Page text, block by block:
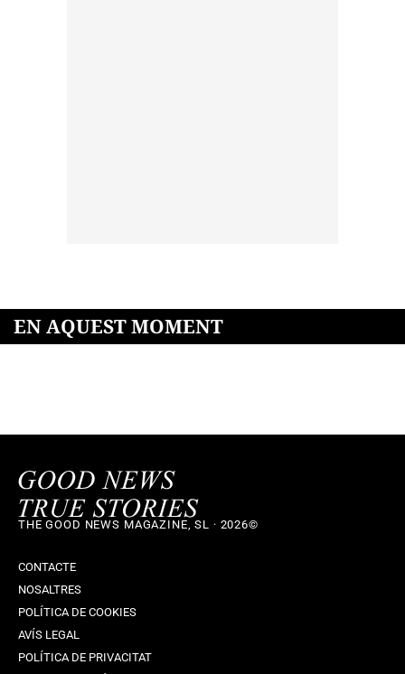
EN AQUEST MOMENT
THE GOOD NEWS MAGAZINE, SL · 2026©
CONTACTE
NOSALTRES
POLÍTICA DE COOKIES
AVÍS LEGAL
POLÍTICA DE PRIVACITAT